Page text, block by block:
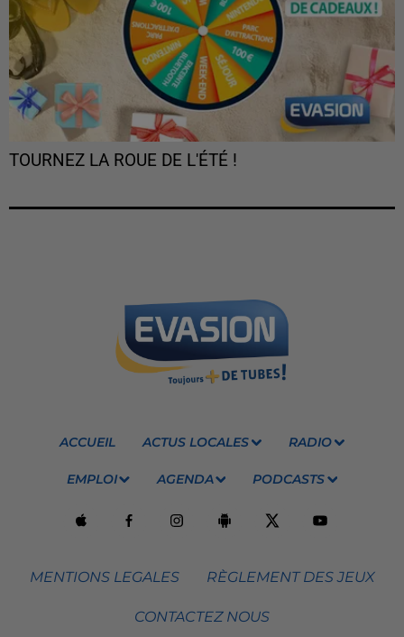
TOURNEZ LA ROUE DE L'ÉTÉ !
ACCUEIL ACTUS LOCALES RADIO
EMPLOI AGENDA PODCASTS
MENTIONS LEGALES RÈGLEMENT DES JEUX
CONTACTEZ NOUS